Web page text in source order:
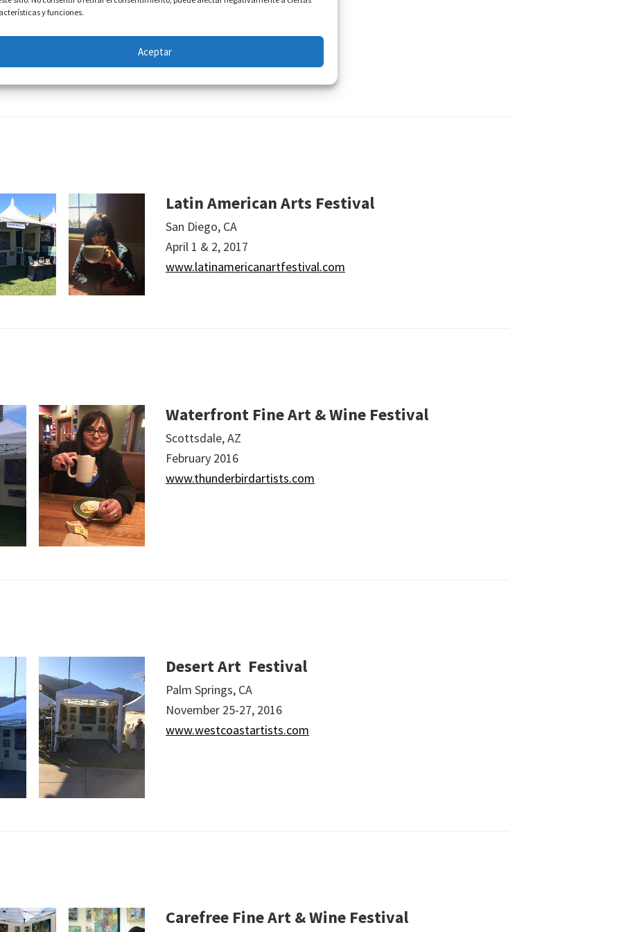
y funciones.
Aceptar
Latin American Arts Festival
San Diego, CA
April 1 & 2, 2017
www.latinamericanartfestival.com
Waterfront Fine Art & Wine Festival
Scottsdale, AZ
February 2016
www.thunderbirdartists.com
Desert Art Festival
Palm Springs, CA
November 25-27, 2016
www.westcoastartists.com
Carefree Fine Art & Wine Festival